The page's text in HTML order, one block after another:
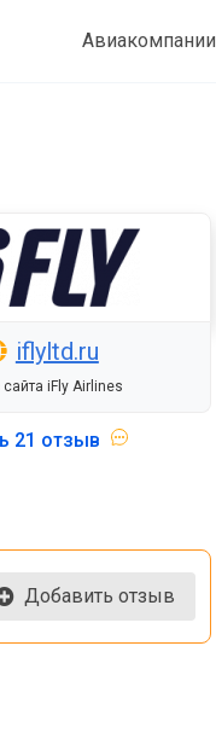
Авиакомпании
iflyltd.ru
iFly Airlines
21 отзыв
Добавить отзыв